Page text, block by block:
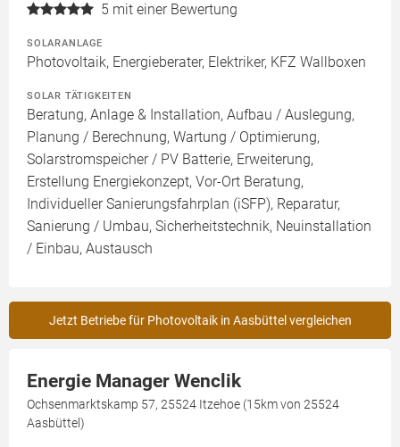
5 mit einer Bewertung
SOLARANLAGE
Photovoltaik, Energieberater, Elektriker, KFZ Wallboxen
SOLAR TÄTIGKEITEN
Beratung, Anlage & Installation, Aufbau / Auslegung,
Planung / Berechnung, Wartung / Optimierung,
Solarstromspeicher / PV Batterie, Erweiterung,
Erstellung Energiekonzept, Vor-Ort Beratung,
Individueller Sanierungsfahrplan (iSFP), Reparatur,
Sanierung / Umbau, Sicherheitstechnik, Neuinstallation
/ Einbau, Austausch
Jetzt Betriebe für Photovoltaik in Aasbüttel vergleichen
Energie Manager Wenclik
Ochsenmarktskamp 57, 25524 Itzehoe (15km von 25524
Aasbüttel)